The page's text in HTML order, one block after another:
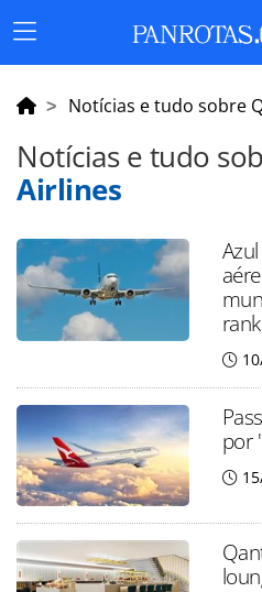
Menu
Principal
Notícias e tudo sobre
Notícias e tudo
Airlines
por